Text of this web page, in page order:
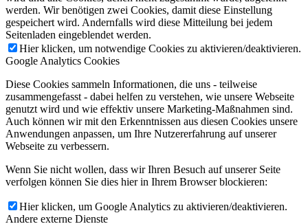
werden. Wir benötigen zwei Cookies, damit diese Einstellung
gespeichert wird. Andernfalls wird diese Mitteilung bei jedem
Seitenladen eingeblendet werden.
Hier klicken, um notwendige Cookies zu aktivieren/deaktivieren.
Google Analytics Cookies
Diese Cookies sammeln Informationen, die uns - teilweise
zusammengefasst - dabei helfen zu verstehen, wie unsere Webseite
genutzt wird und wie effektiv unsere Marketing-Maßnahmen sind.
Auch können wir mit den Erkenntnissen aus diesen Cookies unsere
Anwendungen anpassen, um Ihre Nutzererfahrung auf unserer
Webseite zu verbessern.
Wenn Sie nicht wollen, dass wir Ihren Besuch auf unserer Seite
verfolgen können Sie dies hier in Ihrem Browser blockieren:
Hier klicken, um Google Analytics zu aktivieren/deaktivieren.
Andere externe Dienste